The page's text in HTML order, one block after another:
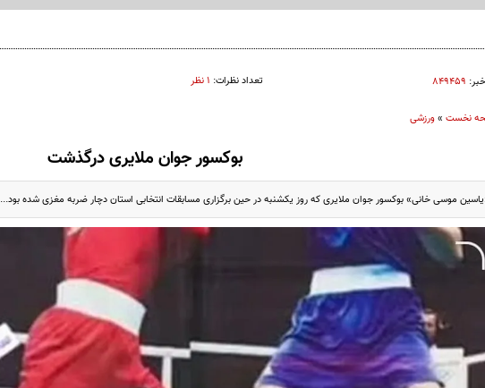
۸۴۹۴۵۹ تعداد نظرات: ۱ نظر
نخست»ورزشی
بوکسور جوان ملایری درگذشت
موسی خانی» بوکسور جوان ملایری که روز یکشنبه در حین برگزاری مسابقات انتخابی استان دچار ضربه مغزی شده بود...